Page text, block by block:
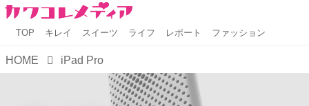
TOP キレイ スイーツ ライフ レポート ファッション
HOME iPad Pro